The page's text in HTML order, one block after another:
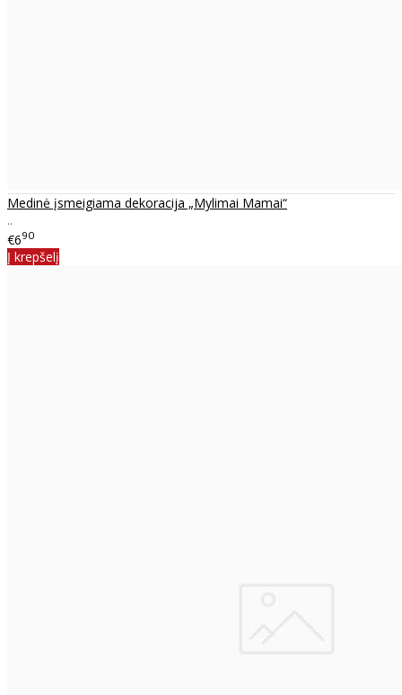
Medinė įsmeigiama dekoracija „Mylimai Mamai“
..
€690
Į krepšelį